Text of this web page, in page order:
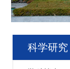
科学研究